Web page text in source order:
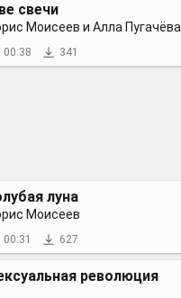
свечи
Моисеев и Алла Пугачёва
00:38 341
луна
Моисеев
00:31 627
революция